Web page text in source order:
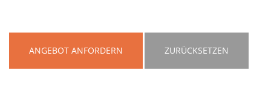
ANGEBOT ANFORDERN ZURÜCKSETZEN